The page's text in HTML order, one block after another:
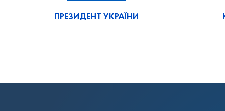
ПРЕЗИДЕНТ УКРАЇНИ